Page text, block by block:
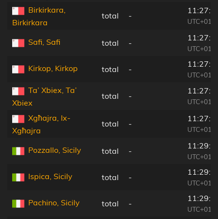
Birkirkara,
Birkirkara
total -
Safi, Safi total -
Kirkop, Kirkop total -
Ta’ Xbiex, Ta’
Xbiex
total -
Xgħajra, Ix-
Xgħajra
total -
Pozzallo, Sicily total -
Ispica, Sicily total -
Pachino, Sicily total -